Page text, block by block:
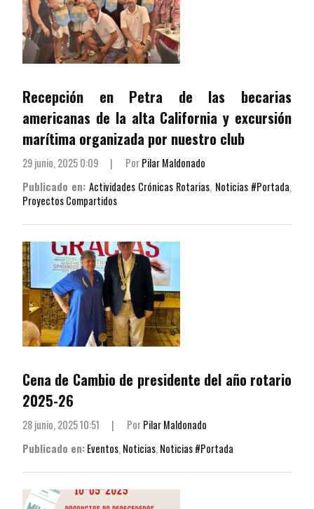
Recepción en Petra de las becarias
americanas de la alta California y excursión
marítima organizada por nuestro club
29 junio, 2025 0:09 | PorPilar Maldonado
Publicado en: Actividades Crónicas Rotarias, Noticias #Portada,
Proyectos Compartidos
Cena de Cambio de presidente del año rotario
2025-26
28 junio, 2025 10:51 | PorPilar Maldonado
Publicado en:Eventos, Noticias, Noticias #Portada